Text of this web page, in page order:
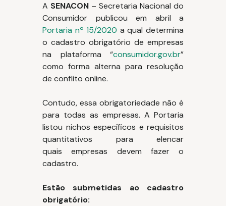
A SENACON – Secretaria Nacional do
Consumidor publicou em abril a
Portaria nº 15/2020 a qual determina
o cadastro obrigatório de empresas
na plataforma “consumidor.gov.br”
como forma alterna para resolução
de conflito online.
Contudo, essa obrigatoriedade não é
para todas as empresas. A Portaria
listou nichos específicos e requisitos
quantitativos para elencar
quais empresas devem fazer o
cadastro.
Estão submetidas ao cadastro
obrigatório: